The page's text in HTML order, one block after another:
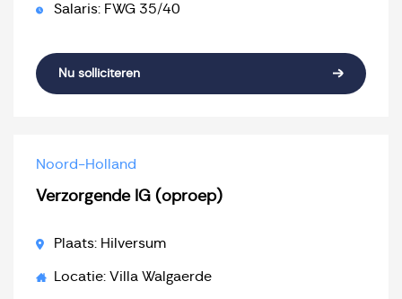
Salaris: FWG 35/40
Nu solliciteren
Noord-Holland
Verzorgende IG (oproep)
Plaats: Hilversum
Locatie: Villa Walgaerde